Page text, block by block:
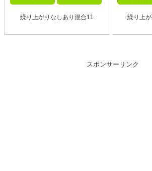
繰り上がりなしあり混合11 繰り上
スポンサーリンク